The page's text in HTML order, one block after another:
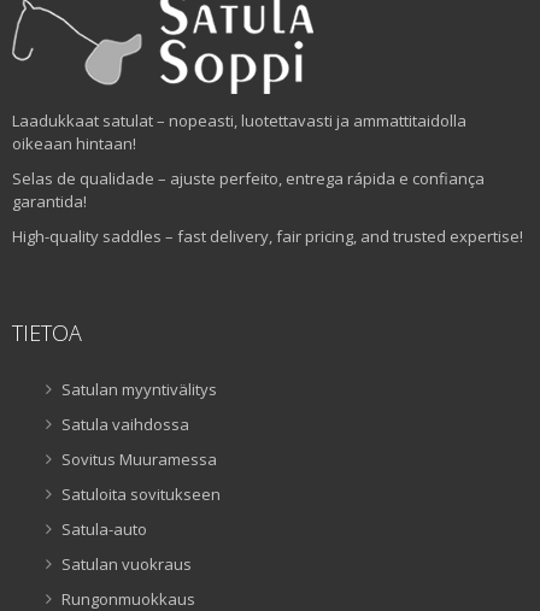
Laadukkaat satulat – nopeasti, luotettavasti ja ammattitaidolla
oikeaan hintaan!
Selas de qualidade – ajuste perfeito, entrega rápida e confiança
garantida!
High-quality saddles – fast delivery, fair pricing, and trusted expertise!
TIETOA
Satulan myyntivälitys
Satula vaihdossa
Sovitus Muuramessa
Satuloita sovitukseen
Satula-auto
Satulan vuokraus
Rungonmuokkaus